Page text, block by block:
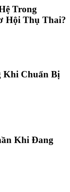
Trong
Hội Thụ Thai?
Khi Chuẩn Bị
Khi Đang